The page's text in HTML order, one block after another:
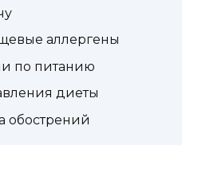
аллергены
по питанию
диеты
обострений